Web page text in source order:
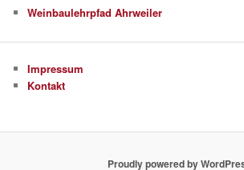
Weinbaulehrpfad Ahrweiler
Impressum
Kontakt
Proudly powered by